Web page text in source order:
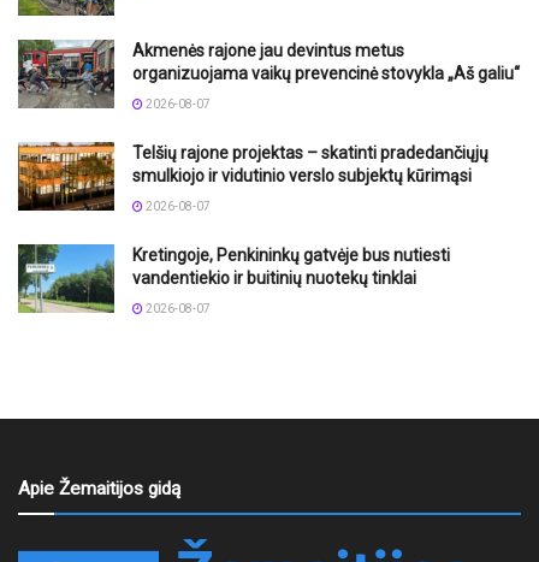
Akmenės rajone jau devintus metus
organizuojama vaikų prevencinė stovykla „Aš galiu“
2026-08-07
Telšių rajone projektas – skatinti pradedančiųjų
smulkiojo ir vidutinio verslo subjektų kūrimąsi
2026-08-07
Kretingoje, Penkininkų gatvėje bus nutiesti
vandentiekio ir buitinių nuotekų tinklai
2026-08-07
Apie Žemaitijos gidą